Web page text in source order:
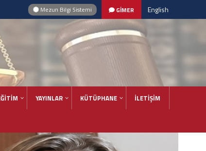
Mezun Bilgi Sistemi GİMER English
YAYINLAR KÜTÜPHANE İLETİŞİM